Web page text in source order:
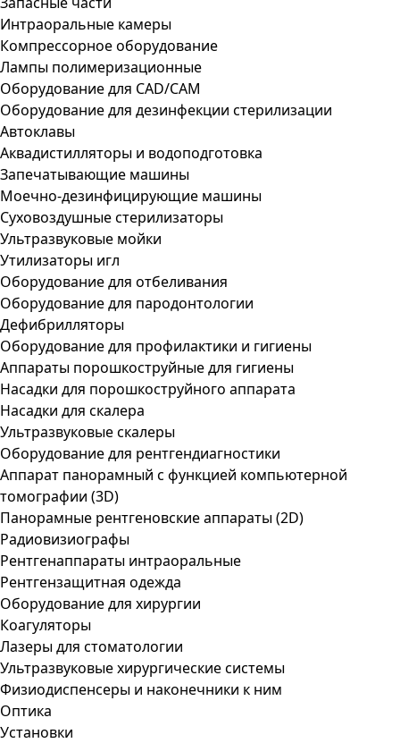
Интраоральные камеры
Компрессорное оборудование
Лампы полимеризационные
Оборудование для CAD/CAM
Оборудование для дезинфекции стерилизации
Автоклавы
Аквадистилляторы и водоподготовка
Запечатывающие машины
Моечно-дезинфицирующие машины
Суховоздушные стерилизаторы
Ультразвуковые мойки
Утилизаторы игл
Оборудование для отбеливания
Оборудование для пародонтологии
Дефибрилляторы
Оборудование для профилактики и гигиены
Аппараты порошкоструйные для гигиены
Насадки для порошкоструйного аппарата
Насадки для скалера
Ультразвуковые скалеры
Оборудование для рентгендиагностики
Аппарат панорамный с функцией компьютерной
томографии (3D)
Панорамные рентгеновские аппараты (2D)
Радиовизиографы
Рентгенаппараты интраоральные
Рентгензащитная одежда
Оборудование для хирургии
Коагуляторы
Лазеры для стоматологии
Ультразвуковые хирургические системы
Физиодиспенсеры и наконечники к ним
Оптика
Установки